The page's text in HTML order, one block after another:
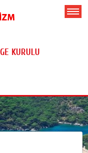
KURULU